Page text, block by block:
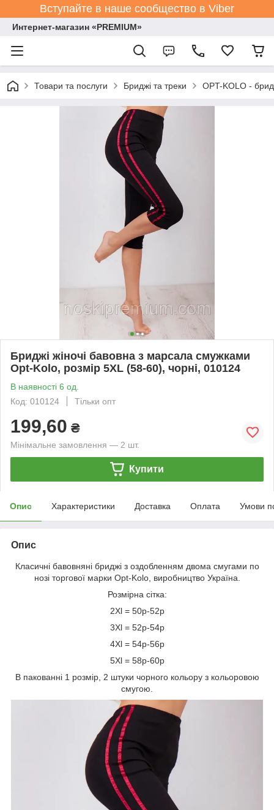
Вступайте в наше сообщество в Viber
Интернет-магазин «PREMIUM»
Товари та послуги Бриджі та треки OPT-KOLO -
Бриджі жіночі бавовна з марсала смужками
Opt-Kolo, розмір 5XL (58-60), чорні, 010124
В наявності 6 од.
Код: 010124
Тільки опт
199,60 ₴
Мінімальне замовлення — 2 шт.
Купити
Опис Характеристики Доставка Оплата Умови
Опис
Класичні бавовняні бриджі з оздобленням двома смугами по
нозі торгової марки Opt-Kolo, виробництво Україна.
Розмірна сітка:
2Xl = 50р-52р
3Xl = 52р-54р
4Xl = 54р-56р
5Xl = 58р-60р
В пакованні 1 розмір, 2 штуки чорного кольору з кольоровою
смугою.